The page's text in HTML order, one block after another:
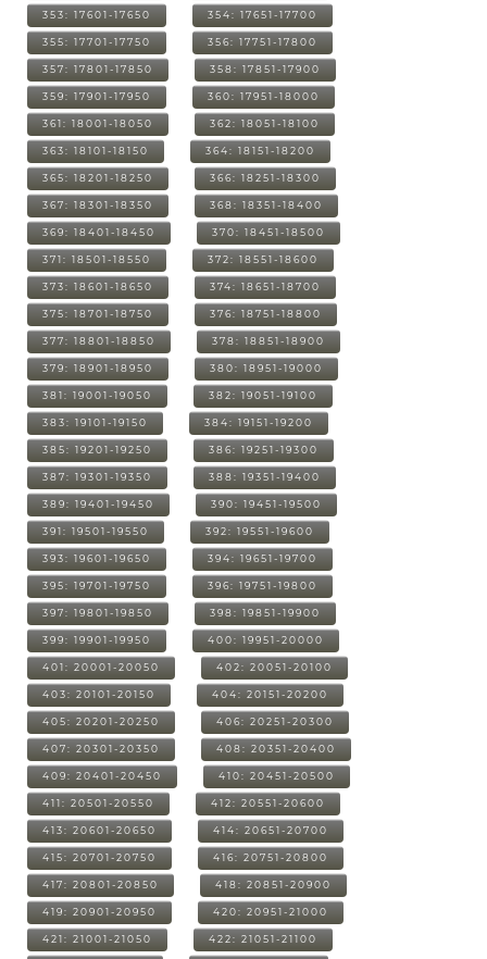
353: 17601-17650 354: 17651-17700
355: 17701-17750 356: 17751-17800
357: 17801-17850 358: 17851-17900
359: 17901-17950 360: 17951-18000
361: 18001-18050 362: 18051-18100
363: 18101-18150 364: 18151-18200
365: 18201-18250 366: 18251-18300
367: 18301-18350 368: 18351-18400
369: 18401-18450 370: 18451-18500
371: 18501-18550 372: 18551-18600
373: 18601-18650 374: 18651-18700
375: 18701-18750 376: 18751-18800
377: 18801-18850 378: 18851-18900
379: 18901-18950 380: 18951-19000
381: 19001-19050 382: 19051-19100
383: 19101-19150 384: 19151-19200
385: 19201-19250 386: 19251-19300
387: 19301-19350 388: 19351-19400
389: 19401-19450 390: 19451-19500
391: 19501-19550 392: 19551-19600
393: 19601-19650 394: 19651-19700
395: 19701-19750 396: 19751-19800
397: 19801-19850 398: 19851-19900
399: 19901-19950 400: 19951-20000
401: 20001-20050 402: 20051-20100
403: 20101-20150 404: 20151-20200
405: 20201-20250 406: 20251-20300
407: 20301-20350 408: 20351-20400
409: 20401-20450 410: 20451-20500
411: 20501-20550 412: 20551-20600
413: 20601-20650 414: 20651-20700
415: 20701-20750 416: 20751-20800
417: 20801-20850 418: 20851-20900
419: 20901-20950 420: 20951-21000
421: 21001-21050 422: 21051-21100